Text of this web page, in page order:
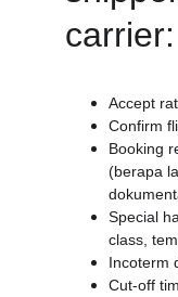
carrier:
Accept
Confirm
Booking
(berapa
Special
class,
Incoterm
Cut-off